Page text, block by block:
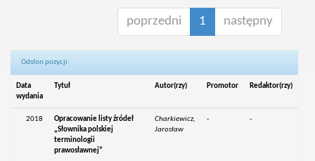
poprzedni 1 następny
Odsłon pozycji:
Data
wydania
Tytuł Autor(rzy) Promotor Redaktor(rzy)
2018
Opracowanie listy źródeł
„Słownika polskiej
terminologii
prawosławnej”
Charkiewicz,
Jarosław
- -